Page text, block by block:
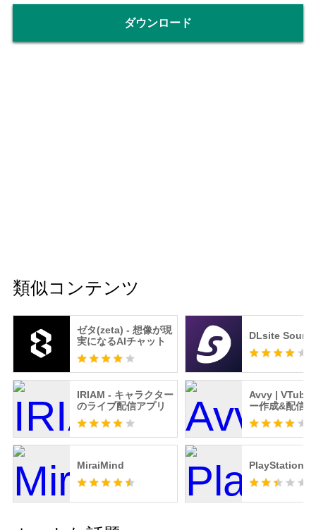
ダウンロード
類似コンテンツ
ゼタ(zeta) - 想像が現
実になるAIチャット
DLsite Sound
IRIAM - キャラクター
のライブ配信アプリ
Avvy | VTuber
ー作成&配信
MiraiMind PlayStation